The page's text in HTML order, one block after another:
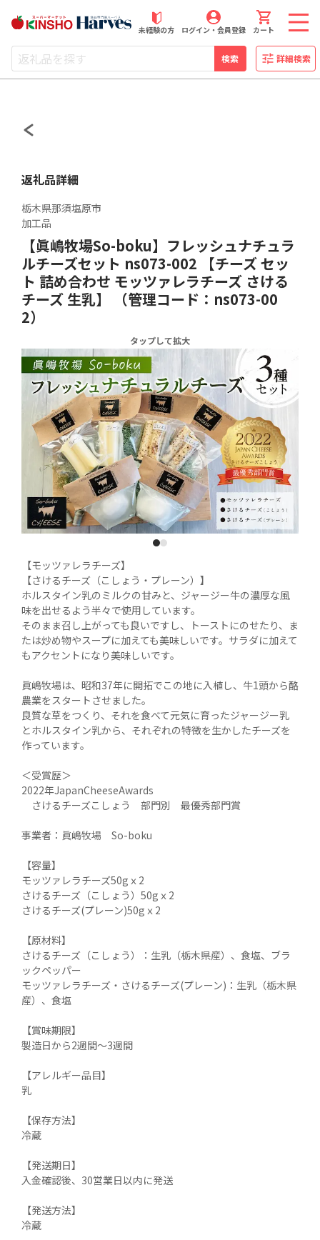
近商ストアふるさと納税
未経験の方 ログイン・会員登録 カート
検索 詳細検索
返礼品詳細
栃木県那須塩原市
加工品
【眞嶋牧場So-boku】フレッシュナチュラ
ルチーズセット ns073-002 【チーズ セッ
ト 詰め合わせ モッツァレラチーズ さける
チーズ 生乳】 （管理コード：ns073-00
2）
タップして拡大
1 2
【モッツァレラチーズ】
【さけるチーズ（こしょう・プレーン）】
ホルスタイン乳のミルクの甘みと、ジャージー牛の濃厚な風
味を出せるよう半々で使用しています。
そのまま召し上がっても良いですし、トーストにのせたり、ま
たは炒め物やスープに加えても美味しいです。サラダに加えて
もアクセントになり美味しいです。
眞嶋牧場は、昭和37年に開拓でこの地に入植し、牛1頭から酪
農業をスタートさせました。
良質な草をつくり、それを食べて元気に育ったジャージー乳
とホルスタイン乳から、それぞれの特徴を生かしたチーズを
作っています。
＜受賞歴＞
2022年JapanCheeseAwards
さけるチーズこしょう　部門別　最優秀部門賞
事業者：眞嶋牧場　So-boku
【容量】
モッツァレラチーズ50gｘ2
さけるチーズ（こしょう）50gｘ2
さけるチーズ(プレーン)50gｘ2
【原材料】
さけるチーズ（こしょう）：生乳（栃木県産）、食塩、ブラ
ックペッパー
モッツァレラチーズ・さけるチーズ(プレーン)：生乳（栃木県
産）、食塩
【賞味期限】
製造日から2週間～3週間
【アレルギー品目】
乳
【保存方法】
冷蔵
【発送期日】
入金確認後、30営業日以内に発送
【発送方法】
冷蔵